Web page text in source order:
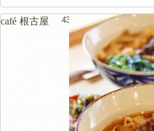
café 根古屋 43m